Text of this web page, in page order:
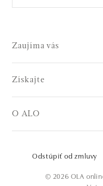
Zaujíma vás
Získajte
O ALO
© 2026 OLA
Odstúpiť od zmluvy